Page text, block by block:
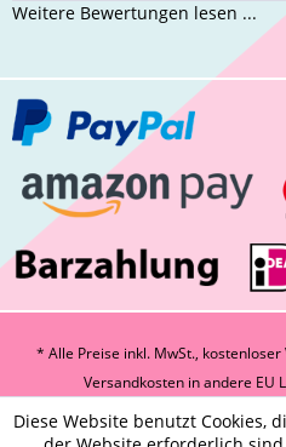
Weitere Bewertungen lesen ...
* Alle Preise inkl. MwSt.,
Versandkosten in andere EU
Diese Website benutzt Cookies,